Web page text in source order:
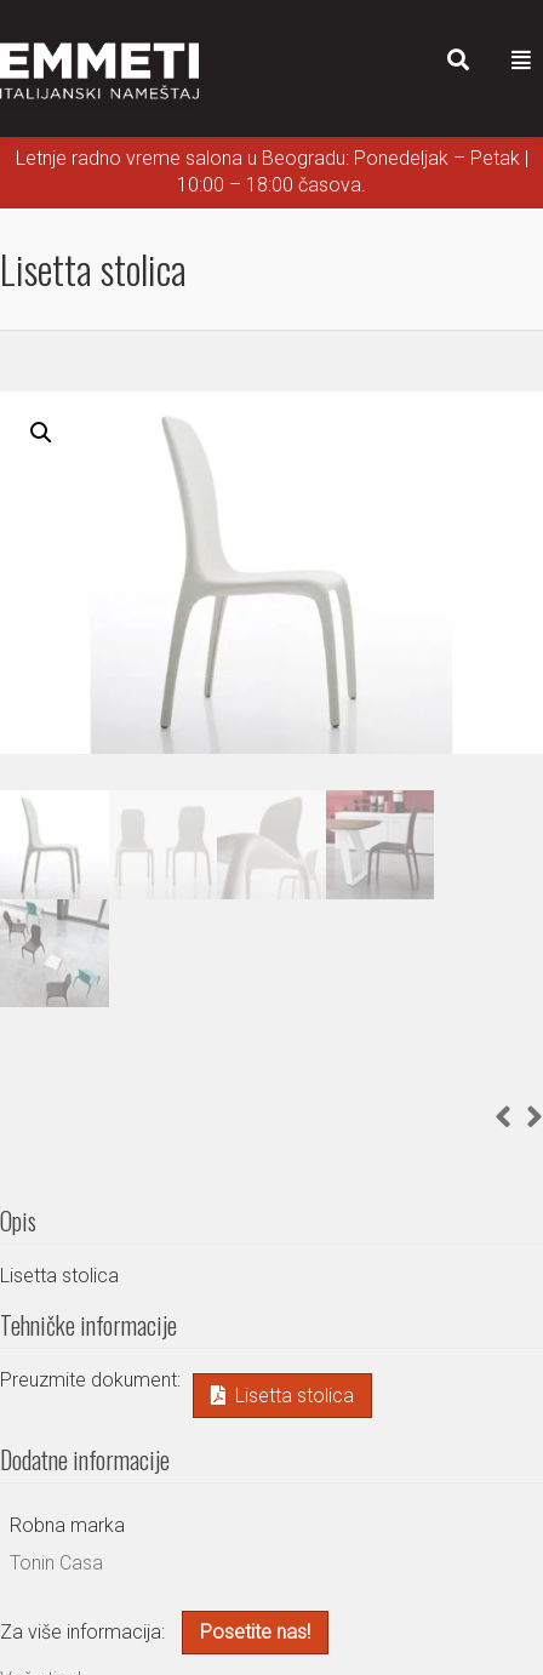
Letnje radno vreme salona u Beogradu: Ponedeljak – Petak |
10:00 – 18:00 časova.
Lisetta stolica
Opis
Lisetta stolica
Tehničke informacije
Preuzmite dokument:
Lisetta stolica
Dodatne informacije
Robna marka
Tonin Casa
Za više informacija: Posetite nas!